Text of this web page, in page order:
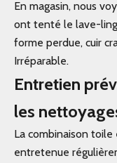
En magasin, nous
ont tenté le lave-
forme perdue, cuir
Irréparable.
Entretien
les
La combinaison
entretenue